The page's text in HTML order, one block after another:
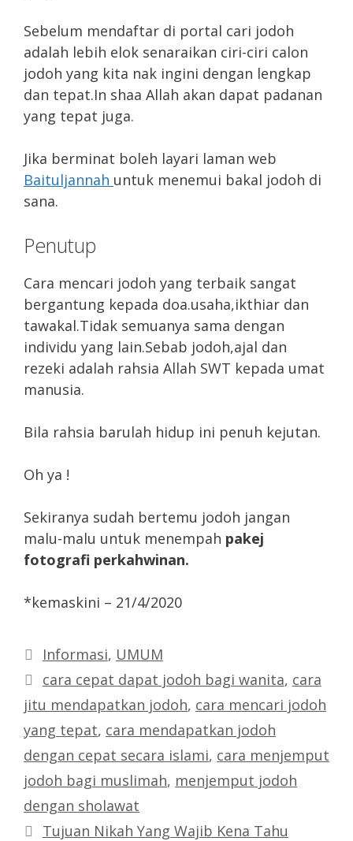
Sebelum mendaftar di portal cari jodoh
adalah lebih elok senaraikan ciri-ciri calon
jodoh yang kita nak ingini dengan lengkap
dan tepat.In shaa Allah akan dapat padanan
yang tepat juga.
Jika berminat boleh layari laman web
Baituljannah untuk menemui bakal jodoh di
sana.
Penutup
Cara mencari jodoh yang terbaik sangat
bergantung kepada doa.usaha,ikthiar dan
tawakal.Tidak semuanya sama dengan
individu yang lain.Sebab jodoh,ajal dan
rezeki adalah rahsia Allah SWT kepada umat
manusia.
Bila rahsia barulah hidup ini penuh kejutan.
Oh ya !
Sekiranya sudah bertemu jodoh jangan
malu-malu untuk menempah pakej
fotografi perkahwinan.
*kemaskini – 21/4/2020
Categories
Informasi, UMUM
Tags
cara cepat dapat jodoh bagi wanita, cara
jitu mendapatkan jodoh, cara mencari jodoh
yang tepat, cara mendapatkan jodoh
dengan cepat secara islami, cara menjemput
jodoh bagi muslimah, menjemput jodoh
dengan sholawat
Tujuan Nikah Yang Wajib Kena Tahu